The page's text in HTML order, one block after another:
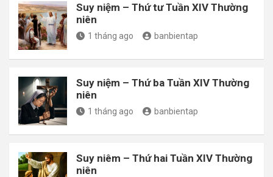
Suy niệm – Thứ tư Tuần XIV Thường
niên
1 tháng ago banbientap
Suy niệm – Thứ ba Tuần XIV Thường
niên
1 tháng ago banbientap
Suy niêm – Thứ hai Tuần XIV Thường
niên